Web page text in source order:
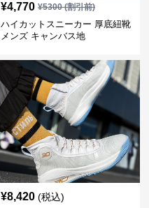
¥4,770 ¥5300(割引前)
ハイカットスニーカー 厚底紐靴
メンズ キャンバス地
¥8,420 (税込)